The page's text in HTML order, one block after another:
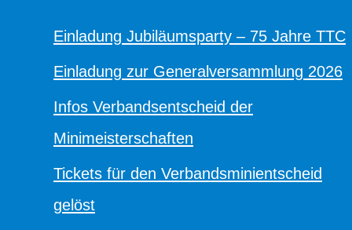
Einladung Jubiläumsparty – 75 Jahre TTC
Einladung zur Generalversammlung 2026
Infos Verbandsentscheid der
Minimeisterschaften
Tickets für den Verbandsminientscheid
gelöst